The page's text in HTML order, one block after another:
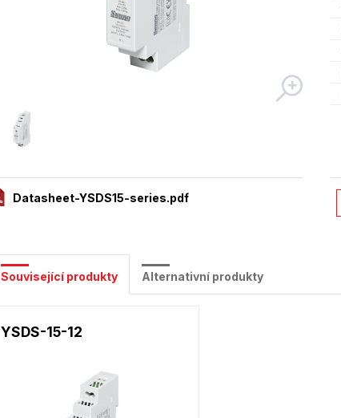
Datasheet-YSDS15-series.pdf
Související produkty Alternativní produkty
YSDS-15-12